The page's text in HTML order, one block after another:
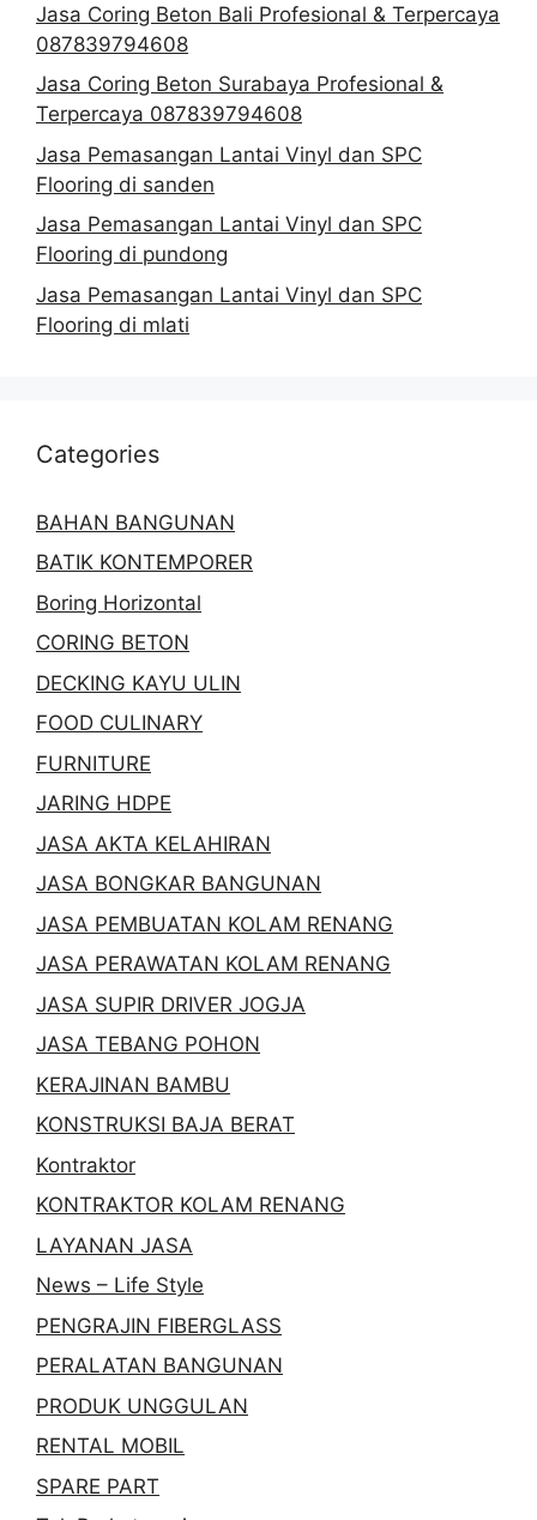
Jasa Coring Beton Bali Profesional & Terpercaya
087839794608
Jasa Coring Beton Surabaya Profesional &
Terpercaya 087839794608
Jasa Pemasangan Lantai Vinyl dan SPC
Flooring di sanden
Jasa Pemasangan Lantai Vinyl dan SPC
Flooring di pundong
Jasa Pemasangan Lantai Vinyl dan SPC
Flooring di mlati
Categories
BAHAN BANGUNAN
BATIK KONTEMPORER
Boring Horizontal
CORING BETON
DECKING KAYU ULIN
FOOD CULINARY
FURNITURE
JARING HDPE
JASA AKTA KELAHIRAN
JASA BONGKAR BANGUNAN
JASA PEMBUATAN KOLAM RENANG
JASA PERAWATAN KOLAM RENANG
JASA SUPIR DRIVER JOGJA
JASA TEBANG POHON
KERAJINAN BAMBU
KONSTRUKSI BAJA BERAT
Kontraktor
KONTRAKTOR KOLAM RENANG
LAYANAN JASA
News – Life Style
PENGRAJIN FIBERGLASS
PERALATAN BANGUNAN
PRODUK UNGGULAN
RENTAL MOBIL
SPARE PART